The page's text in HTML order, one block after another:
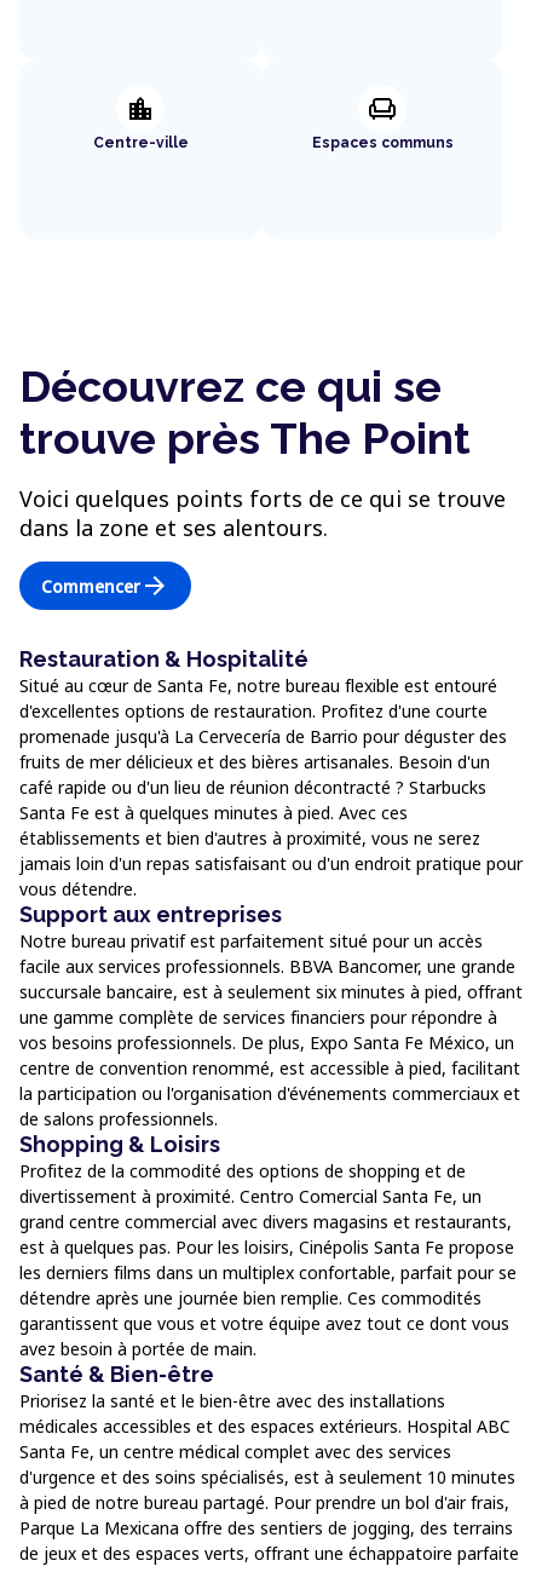
location_city
Centre-ville
chair
Espaces communs
Découvrez ce qui se
trouve près The Point
Voici quelques points forts de ce qui se trouve
dans la zone et ses alentours.
Commencerarrow_forward
Restauration & Hospitalité
Situé au cœur de Santa Fe, notre bureau flexible est entouré
d'excellentes options de restauration. Profitez d'une courte
promenade jusqu'à La Cervecería de Barrio pour déguster des
fruits de mer délicieux et des bières artisanales. Besoin d'un
café rapide ou d'un lieu de réunion décontracté ? Starbucks
Santa Fe est à quelques minutes à pied. Avec ces
établissements et bien d'autres à proximité, vous ne serez
jamais loin d'un repas satisfaisant ou d'un endroit pratique pour
vous détendre.
Support aux entreprises
Notre bureau privatif est parfaitement situé pour un accès
facile aux services professionnels. BBVA Bancomer, une grande
succursale bancaire, est à seulement six minutes à pied, offrant
une gamme complète de services financiers pour répondre à
vos besoins professionnels. De plus, Expo Santa Fe México, un
centre de convention renommé, est accessible à pied, facilitant
la participation ou l'organisation d'événements commerciaux et
de salons professionnels.
Shopping & Loisirs
Profitez de la commodité des options de shopping et de
divertissement à proximité. Centro Comercial Santa Fe, un
grand centre commercial avec divers magasins et restaurants,
est à quelques pas. Pour les loisirs, Cinépolis Santa Fe propose
les derniers films dans un multiplex confortable, parfait pour se
détendre après une journée bien remplie. Ces commodités
garantissent que vous et votre équipe avez tout ce dont vous
avez besoin à portée de main.
Santé & Bien-être
Priorisez la santé et le bien-être avec des installations
médicales accessibles et des espaces extérieurs. Hospital ABC
Santa Fe, un centre médical complet avec des services
d'urgence et des soins spécialisés, est à seulement 10 minutes
à pied de notre bureau partagé. Pour prendre un bol d'air frais,
Parque La Mexicana offre des sentiers de jogging, des terrains
de jeux et des espaces verts, offrant une échappatoire parfaite